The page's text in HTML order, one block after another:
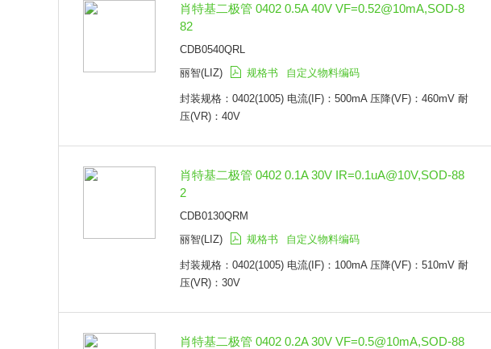
SOD-882D
SOD-993
DO-34
SOD-1608
SMCG
SC-70-6
SOT-1289
TO-252-3
SO-8
肖特基二极管 0402 0.5A 40V VF=0.52@10mA,SOD-8
82
CDB0540QRL
丽智(LIZ)
规格书 自定义物料编码
封装规格：0402(1005) 电流(IF)：500mA 压降(VF)：460mV 耐
压(VR)：40V
肖特基二极管 0402 0.1A 30V IR=0.1uA@10V,SOD-88
2
CDB0130QRM
丽智(LIZ)
规格书 自定义物料编码
封装规格：0402(1005) 电流(IF)：100mA 压降(VF)：510mV 耐
压(VR)：30V
肖特基二极管 0402 0.2A 30V VF=0.5@10mA,SOD-88